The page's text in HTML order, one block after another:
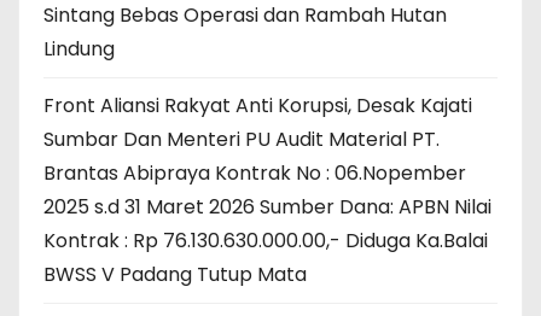
Sintang Bebas Operasi dan Rambah Hutan
Lindung
Front Aliansi Rakyat Anti Korupsi, Desak Kajati
Sumbar Dan Menteri PU Audit Material PT.
Brantas Abipraya Kontrak No : 06.Nopember
2025 s.d 31 Maret 2026 Sumber Dana: APBN Nilai
Kontrak : Rp 76.130.630.000.00,- Diduga Ka.Balai
BWSS V Padang Tutup Mata